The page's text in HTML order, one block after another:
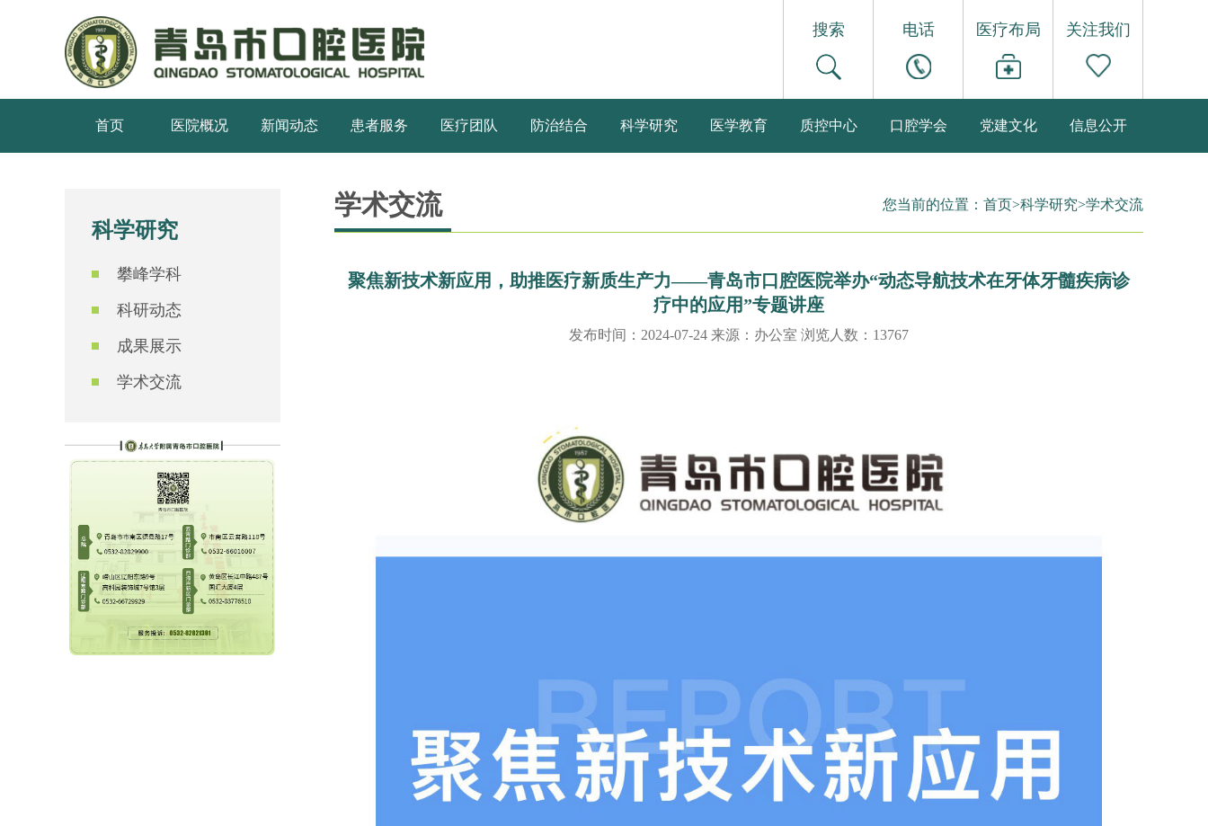
搜索 电话 医疗布局 关注我们
首页 医院概况 新闻动态 患者服务 医疗团队 防治结合 科学研究 医学教育 质控中心 口腔学会 党建文化 信息公开
科学研究
攀峰学科
科研动态
成果展示
学术交流
学术交流 您当前的位置： 首页>科学研究>学术交流
聚焦新技术新应用，助推医疗新质生产力——青岛市口腔医院举办“动态导航技术在牙体牙髓疾病诊
疗中的应用”专题讲座
发布时间：2024-07-24 来源：办公室 浏览人数：13767